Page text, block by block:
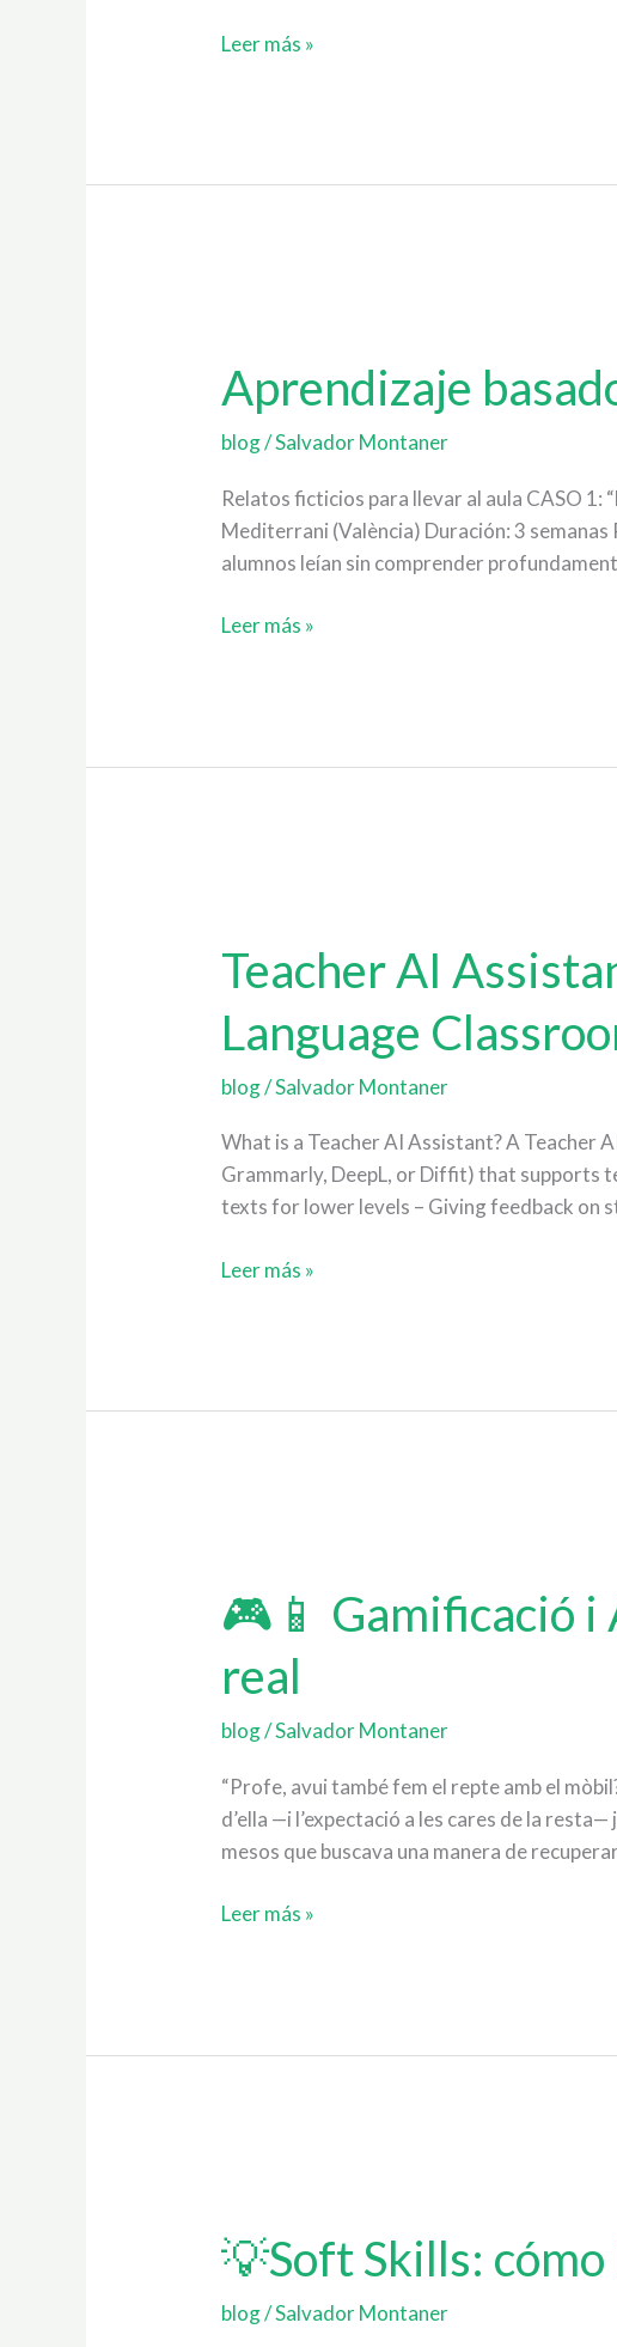
la
clase
Leer más »
Aprendizaje
blog/Salvador Montaner
Relatos ficticios para llevar al aula CASO 1:
Mediterrani (València) Duración: 3
alumnos leían sin comprender
en
proyectos:
3
de
éxito
Leer más »
Teacher AI
Language
blog/Salvador Montaner
What is a Teacher AI Assistant? A Teacher
Grammarly, DeepL, or Diffit) that supports
texts for lower levels – Giving feedback on
Assistant:
How
to
Use
It
the
Foreign
Language
Leer más »
🎮📱 Gamificació i
real
blog/Salvador Montaner
“Profe, avui també fem el repte amb el
d’ella —i l’expectació a les cares de la
mesos que buscava una manera de recuperar
Gamificació
i
Aprenentatge
Mòbil:
exemples
real
Leer más »
💡Soft Skills:
blog/Salvador Montaner
Skills:
cómo
integrarlas